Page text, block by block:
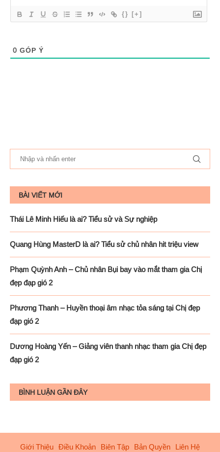
{} [+]
0 GÓP Ý
BÀI VIẾT MỚI
Thái Lê Minh Hiếu là ai? Tiểu sử và Sự nghiệp
Quang Hùng MasterD là ai? Tiểu sử chủ nhân hit triệu view
Phạm Quỳnh Anh – Chủ nhân Bụi bay vào mắt tham gia Chị
đẹp đạp gió 2
Phương Thanh – Huyền thoại âm nhạc tỏa sáng tại Chị đẹp
đạp gió 2
Dương Hoàng Yến – Giảng viên thanh nhạc tham gia Chị đẹp
đạp gió 2
BÌNH LUẬN GẦN ĐÂY
Giới Thiệu Điều Khoản Biên Tập Bản Quyền Liên Hệ